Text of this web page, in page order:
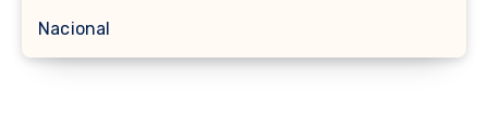
Nacional